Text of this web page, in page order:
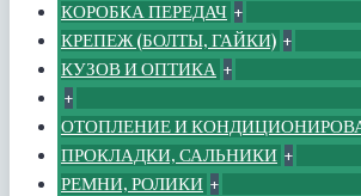
КОРОБКА ПЕРЕДАЧ +
КРЕПЕЖ (БОЛТЫ, ГАЙКИ) +
КУЗОВ И ОПТИКА +
+
ОТОПЛЕНИЕ И
ПРОКЛАДКИ, САЛЬНИКИ +
РЕМНИ, РОЛИКИ +